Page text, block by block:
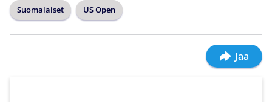
Suomalaiset US Open
Jaa